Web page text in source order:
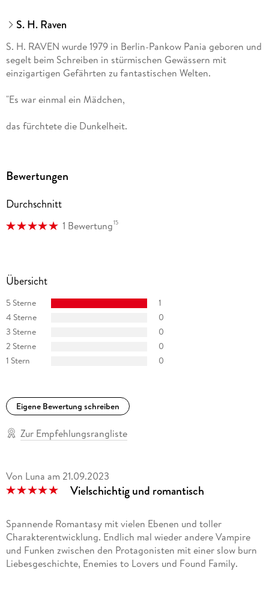
S. H. Raven
S. H. RAVEN wurde 1979 in Berlin-Pankow Pania geboren und
segelt beim Schreiben in stürmischen Gewässern mit
einzigartigen Gefährten zu fantastischen Welten.
"Es war einmal ein Mädchen,
das fürchtete die Dunkelheit.
Und verjagte alle Schatten
mit Wörtern aus Licht."
Mit ihrer Familie und den Rennmäusen Ben und Schlitzohr
"Die Buchfinken" in Steglitz.
Bewertungen
Durchschnitt
1 Bewertung15
Übersicht
5 Sterne
1
4 Sterne
0
3 Sterne
0
2 Sterne
0
1 Stern
0
Eigene Bewertung schreiben
Zur Empfehlungsrangliste
Von Luna am 21.09.2023
Vielschichtig und romantisch
Spannende Romantasy mit vielen Ebenen und toller
Charakterentwicklung. Endlich mal wieder andere Vampire
und Funken zwischen den Protagonisten mit einer slow burn
Liebesgeschichte, Enemies to Lovers und Found Family.